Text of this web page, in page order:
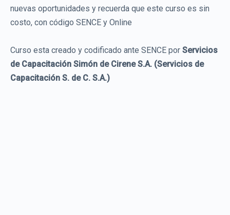
nuevas oportunidades y recuerda que este curso es sin
costo, con código SENCE y Online
Curso esta creado y codificado ante SENCE por Servicios
de Capacitación Simón de Cirene S.A. (Servicios de
Capacitación S. de C. S.A.)